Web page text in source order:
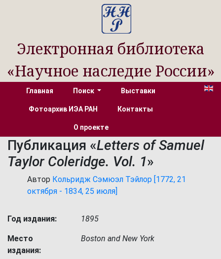
Электронная библиотека
«Научное наследие России»
Главная Поиск Выставки
Фотоархив ИЭА РАН Контакты
О проекте
Публикация «Letters of Samuel
Taylor Coleridge. Vol. 1»
Автор Кольридж Сэмюэл Тэйлор [1772, 21
октября - 1834, 25 июля]
Год издания: 1895
Место
издания:
Boston and New York